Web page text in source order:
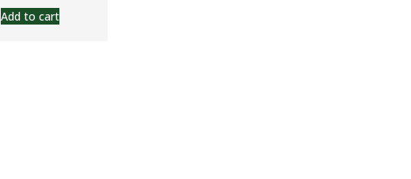
Add to cart